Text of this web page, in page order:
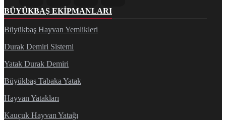
BÜYÜKBAŞ EKIPMANLARI
Büyükbaş Hayvan Yemlikleri
Durak Demiri Sistemi
Yatak Durak Demiri
Büyükbaş Tabaka Yatak
Hayvan Yatakları
Kauçuk Hayvan Yatağı